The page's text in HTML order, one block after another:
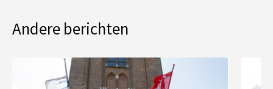
Andere berichten